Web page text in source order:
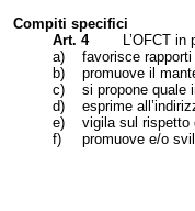
Compiti specifici
Art. 4
L’OFCT in
a)
favorisce
b)
promuove il
c)
si propone quale
d)
esprime
e)
vigila sul rispetto
f)
promuove e/o